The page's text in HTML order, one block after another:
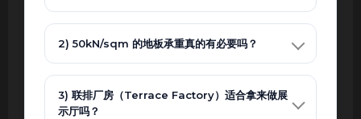
2) 50kN/sqm 的地板承重真的有必要吗？
3) 联排厂房（Terrace Factory）适合拿来做展
示厅吗？